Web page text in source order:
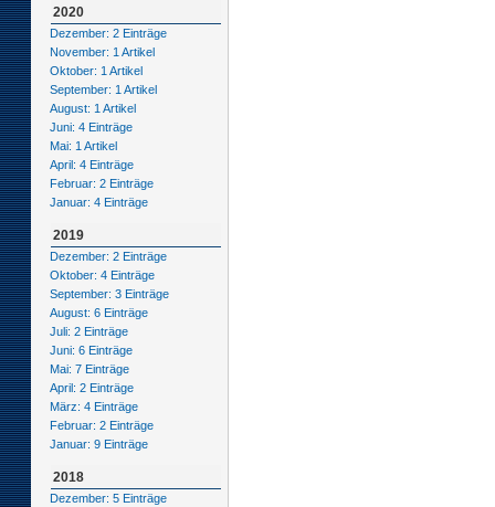
2020
Dezember: 2 Einträge
November: 1 Artikel
Oktober: 1 Artikel
September: 1 Artikel
August: 1 Artikel
Juni: 4 Einträge
Mai: 1 Artikel
April: 4 Einträge
Februar: 2 Einträge
Januar: 4 Einträge
2019
Dezember: 2 Einträge
Oktober: 4 Einträge
September: 3 Einträge
August: 6 Einträge
Juli: 2 Einträge
Juni: 6 Einträge
Mai: 7 Einträge
April: 2 Einträge
März: 4 Einträge
Februar: 2 Einträge
Januar: 9 Einträge
2018
Dezember: 5 Einträge